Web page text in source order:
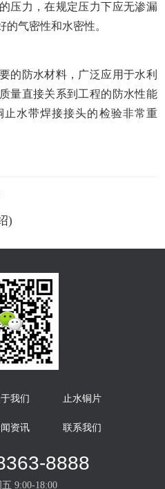
力，在规定压力下应无渗漏
气密性和水密性。
防水材料，广泛应用于水利
量直接关系到工程的防水性能
水带焊接接头的检验非常重
)
我们 止水铜片
资讯 联系我们
8888
9:00-18:00